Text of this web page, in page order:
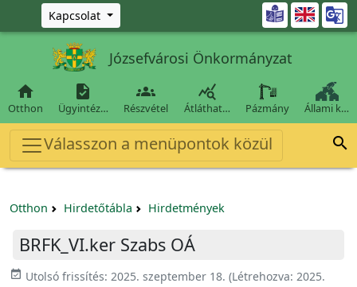
Ugrás a fő tartalomra
Kapcsolat 
Józsefvárosi Önkormányzat

Otthon

Ügyintéz…

Részvétel

Átláthat… Pázmány Állami k…
Válasszon a menüpontok közül 
Otthon Hirdetőtábla Hirdetmények
BRFK_VI.ker Szabs OÁ
event_available Utolsó frissítés: 2025. szeptember 18. (Létrehozva: 2025.